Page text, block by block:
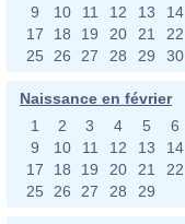
9
10 11 12 13 14
17
18 19 20 21 22
25
26 27 28 29 30
Naissance en février
1
2 3 4 5 6
9
10 11 12 13 14
17
18 19 20 21 22
25
26 27 28 29